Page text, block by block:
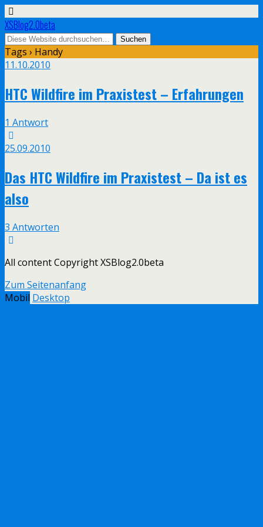
XSBlog2.0beta
Tags › Handy
11.10.2010
HTC Wildfire im Praxistest – Erfahrungen
1 Antwort
25.09.2010
Das HTC Wildfire im Praxistest – Da ist es
also
3 Antworten
All content Copyright XSBlog2.0beta
Zum Seitenanfang
Mobil Desktop